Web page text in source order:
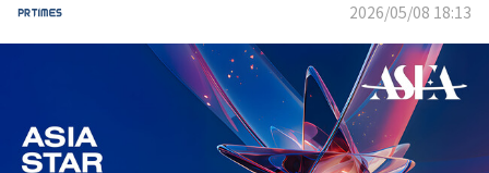
2026/05/08 18:13